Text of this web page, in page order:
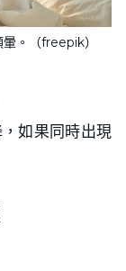
。（freepik）
如果同時出現